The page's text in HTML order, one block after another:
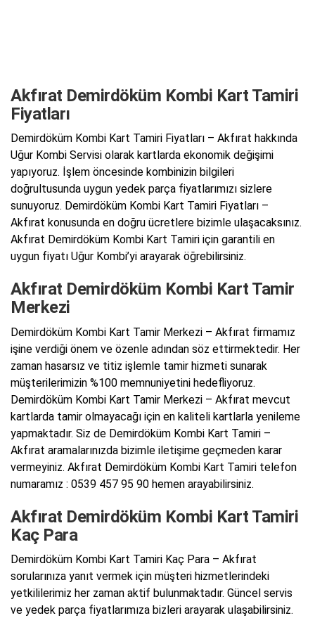
Akfırat Demirdöküm Kombi Kart Tamiri
Fiyatları
Demirdöküm Kombi Kart Tamiri Fiyatları – Akfırat hakkında
Uğur Kombi Servisi olarak kartlarda ekonomik değişimi
yapıyoruz. İşlem öncesinde kombinizin bilgileri
doğrultusunda uygun yedek parça fiyatlarımızı sizlere
sunuyoruz. Demirdöküm Kombi Kart Tamiri Fiyatları –
Akfırat konusunda en doğru ücretlere bizimle ulaşacaksınız.
Akfırat Demirdöküm Kombi Kart Tamiri için garantili en
uygun fiyatı Uğur Kombi’yi arayarak öğrebilirsiniz.
Akfırat Demirdöküm Kombi Kart Tamir
Merkezi
Demirdöküm Kombi Kart Tamir Merkezi – Akfırat firmamız
işine verdiği önem ve özenle adından söz ettirmektedir. Her
zaman hasarsız ve titiz işlemle tamir hizmeti sunarak
müşterilerimizin %100 memnuniyetini hedefliyoruz.
Demirdöküm Kombi Kart Tamir Merkezi – Akfırat mevcut
kartlarda tamir olmayacağı için en kaliteli kartlarla yenileme
yapmaktadır. Siz de Demirdöküm Kombi Kart Tamiri –
Akfırat aramalarınızda bizimle iletişime geçmeden karar
vermeyiniz. Akfırat Demirdöküm Kombi Kart Tamiri telefon
numaramız : 0539 457 95 90 hemen arayabilirsiniz.
Akfırat Demirdöküm Kombi Kart Tamiri
Kaç Para
Demirdöküm Kombi Kart Tamiri Kaç Para – Akfırat
sorularınıza yanıt vermek için müşteri hizmetlerindeki
yetkililerimiz her zaman aktif bulunmaktadır. Güncel servis
ve yedek parça fiyatlarımıza bizleri arayarak ulaşabilirsiniz.